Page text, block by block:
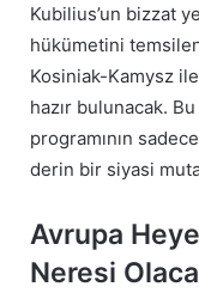
Kubilius’un bizzat
hükümetini temsilen
Kosiniak-Kamysz
hazır bulunacak. Bu
programının
derin bir siyasi
Avrupa
Neresi